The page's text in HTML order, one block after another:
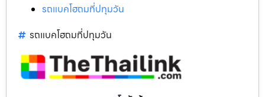
รถแบคโฮถมที่ปทุมวัน
รถแบคโฮถมที่ปทุมวัน